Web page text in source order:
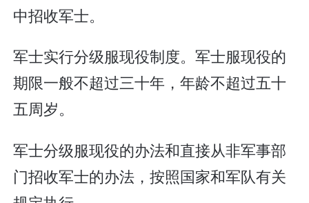
中招收军士。
军士实行分级服现役制度。军士服现役的
期限一般不超过三十年，年龄不超过五十
五周岁。
军士分级服现役的办法和直接从非军事部
门招收军士的办法，按照国家和军队有关